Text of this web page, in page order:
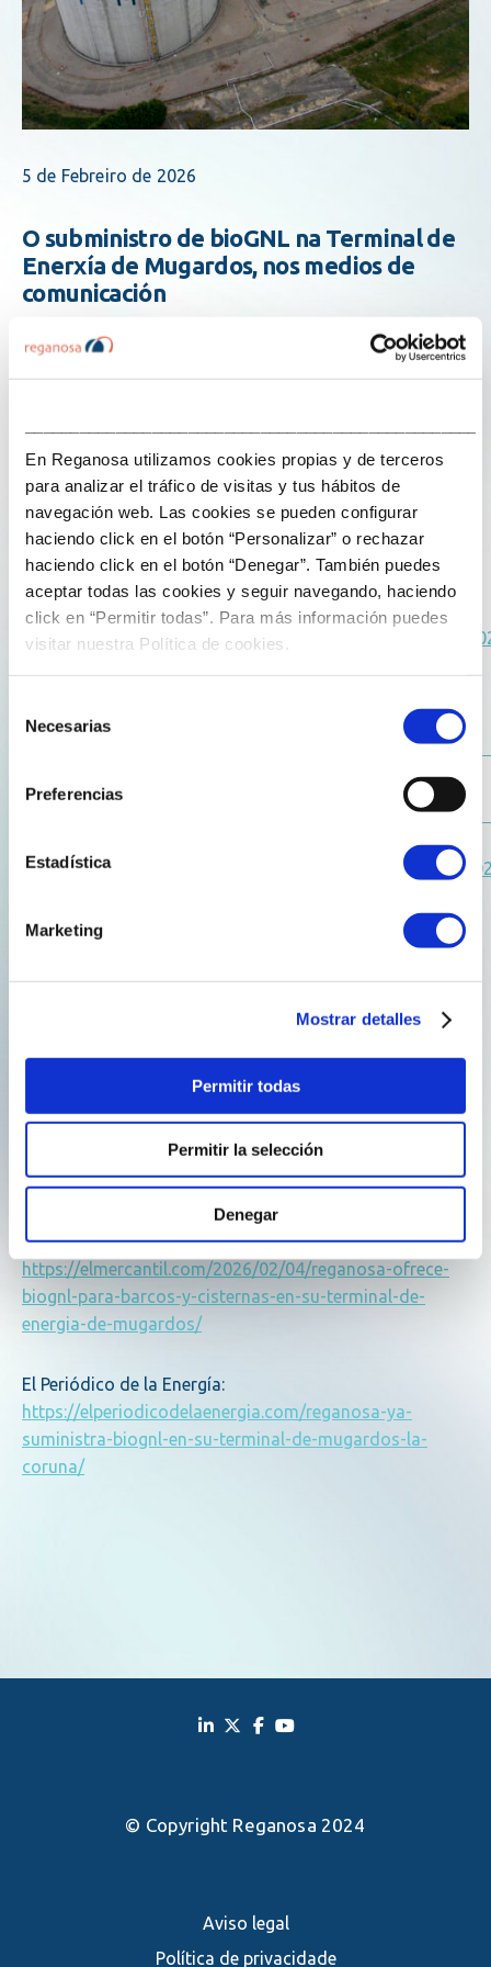
En Reganosa utilizamos cookies propias y de terceros
para analizar el tráfico de visitas y tus hábitos de
navegación web. Las cookies se pueden configurar
haciendo click en el botón “Personalizar” o rechazar
haciendo click en el botón “Denegar”. También puedes
aceptar todas las cookies y seguir navegando, haciendo
click en “Permitir todas”. Para más información puedes
visitar nuestra Política de cookies.
Necesarias
Preferencias
Estadística
Marketing
Mostrar detalles
Permitir todas
Permitir la selección
Denegar
5 de Febreiro de 2026
O subministro de bioGNL na Terminal de
Enerxía de Mugardos, nos medios de
comunicación
La puesta en marcha del servicio de suministro de
bioGNL en la Terminal de Energía de Mugardos ha
que destacan el papel de la instalación en la
descarbonización del transporte marítimo y terrestre.
Así están contando los medios que la terminal ya está
preparada para suministrar bioGNL a barcos y cisternas:
El Economista:
https://www.eleconomista.es/energia/noticias/13760117/
https://www.expansion.com/empresas/energia/2026/02/
https://www.lavozdegalicia.es/noticia/ferrol/mugardos/
camiones-cisterna/00031770203805726336985.htm
Diario del Puerto:
https://www.diariodelpuerto.com/maritimo/reganosa-
mugardos-HF25570061
Sedigas:https://www.sedigas.es/new/actualidad-
articulo/reganosa-estrena-un-servicio-de-
abastecimiento-de-biognl-en-su-terminal-de-mugardos
El Mercantil:
https://elmercantil.com/2026/02/04/reganosa-ofrece-
biognl-para-barcos-y-cisternas-en-su-terminal-de-
energia-de-mugardos/
El Periódico de la Energía:
https://elperiodicodelaenergia.com/reganosa-ya-
suministra-biognl-en-su-terminal-de-mugardos-la-
coruna/
Aviso legal
Política de privacidade
© Copyright Reganosa 2024